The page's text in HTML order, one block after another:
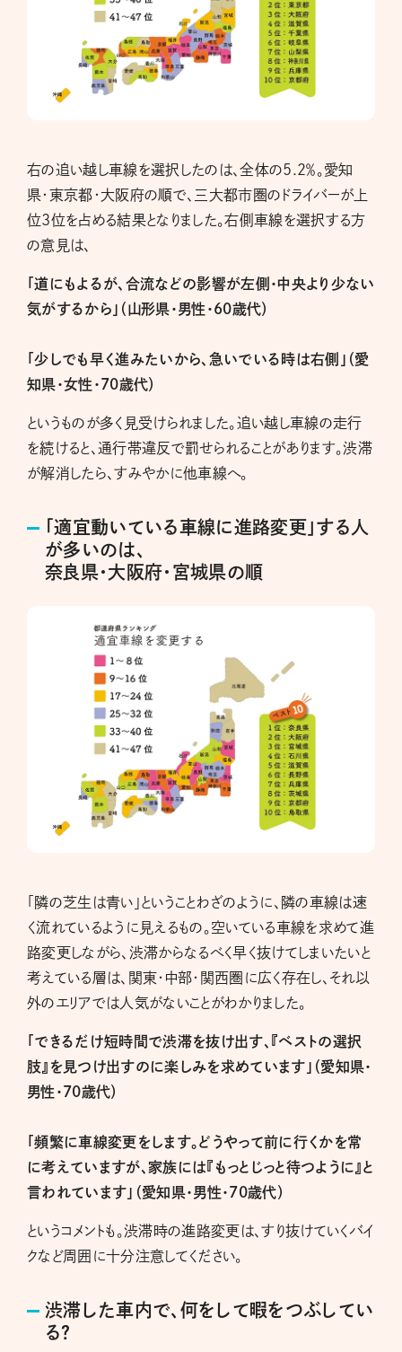
右の追い越し車線を選択したのは、全体の5.2％。愛知
県・東京都・大阪府の順で、三大都市圏のドライバーが上
位3位を占める結果となりました。右側車線を選択する方
の意見は、
「道にもよるが、合流などの影響が左側・中央より少ない
気がするから」（山形県・男性・60歳代）
「少しでも早く進みたいから、急いでいる時は右側」（愛
知県・女性・70歳代）
というものが多く見受けられました。追い越し車線の走行
を続けると、通行帯違反で罰せられることがあります。渋滞
が解消したら、すみやかに他車線へ。
「適宜動いている車線に進路変更」する人
が多いのは、
奈良県・大阪府・宮城県の順
「隣の芝生は青い」ということわざのように、隣の車線は速
く流れているように見えるもの。空いている車線を求めて進
路変更しながら、渋滞からなるべく早く抜けてしまいたいと
考えている層は、関東・中部・関西圏に広く存在し、それ以
外のエリアでは人気がないことがわかりました。
「できるだけ短時間で渋滞を抜け出す、『ベストの選択
肢』を見つけ出すのに楽しみを求めています」（愛知県・
男性・70歳代）
「頻繁に車線変更をします。どうやって前に行くかを常
に考えていますが、家族には『もっとじっと待つように』と
言われています」（愛知県・男性・70歳代）
というコメントも。渋滞時の進路変更は、すり抜けていくバイ
クなど周囲に十分注意してください。
渋滞した車内で、何をして暇をつぶしてい
る？